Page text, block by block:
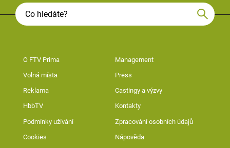
O FTV Prima Management
Volná místa Press
Reklama Castingy a výzvy
HbbTV Kontakty
Podmínky užívání Zpracování osobních údajů
Cookies Nápověda